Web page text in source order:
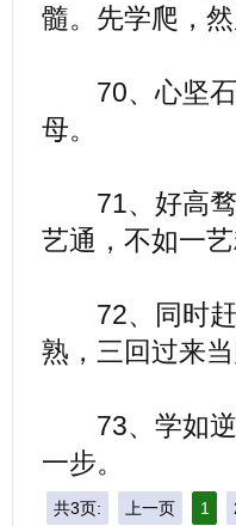
髓。先学爬，然
70、心坚石
母。
71、好高骛
艺通，不如一艺
72、同时赶
熟，三回过来当
73、学如逆
一步。
共3页: 上一页 1